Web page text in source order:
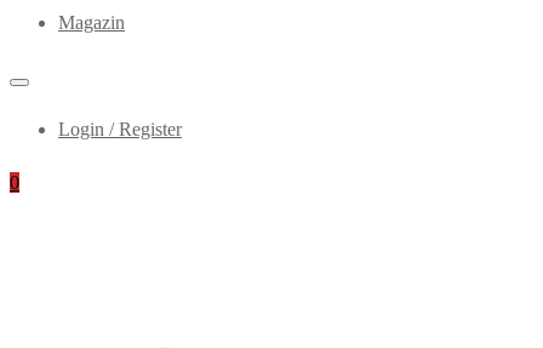
Magazin
Login / Register
0